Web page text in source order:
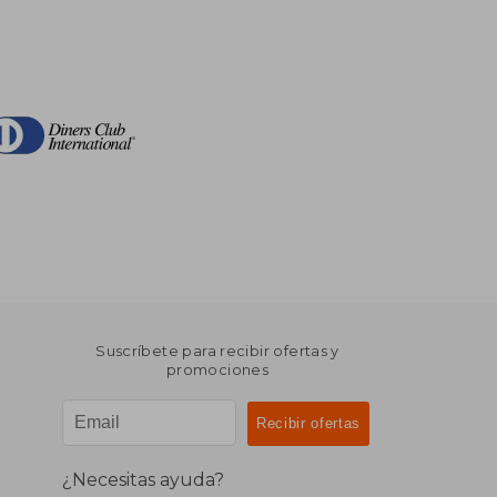
Suscríbete para recibir ofertas y
promociones
¿Necesitas ayuda?